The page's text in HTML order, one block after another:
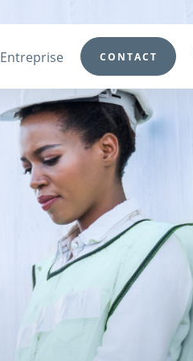
Entreprise CONTACT